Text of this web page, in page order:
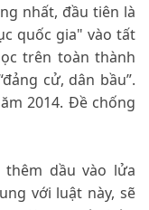
nhất, đầu tiên là
quốc gia" vào tất
trên toàn thành
cử, dân bầu”.
2014. Đề chống
dầu vào lửa
với luật này, sẽ